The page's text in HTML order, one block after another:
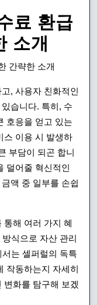
료 환급
소개
간략한 소개
, 사용자 친화적인
습니다. 특히, 수
호응을 얻고 있는
스 이용 시 발생하
부담이 되곤 합니
덜어줄 혁신적인
액 중 일부를 손쉽
통해 여러 가지 혜
식으로 자산 관리
는 셀퍼럴의 독특
작동하는지 자세히
변화를 탐구해 보겠